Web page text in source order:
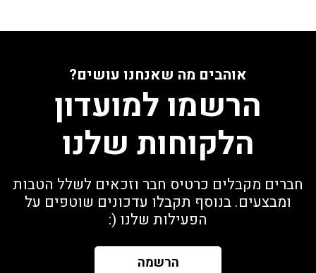
אוהבים מה שאנחנו עושים?
הרשמו למועדון
הלקוחות שלנו
חברים מקבלים כרטיס חבר וזכאים לשלל הטבות
ומבצעים. בנוסף תקבלו עדכונים שוטפים על
הפעילות שלנו (:
הרשמה